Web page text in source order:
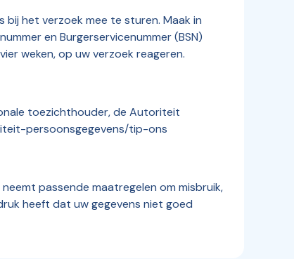
het verzoek mee te sturen. Maak in
en Burgerservicenummer (BSN)
weken, op uw verzoek reageren.
toezichthouder, de Autoriteit
persoonsgegevens/tip-ons
passende maatregelen om misbruik,
heeft dat uw gegevens niet goed